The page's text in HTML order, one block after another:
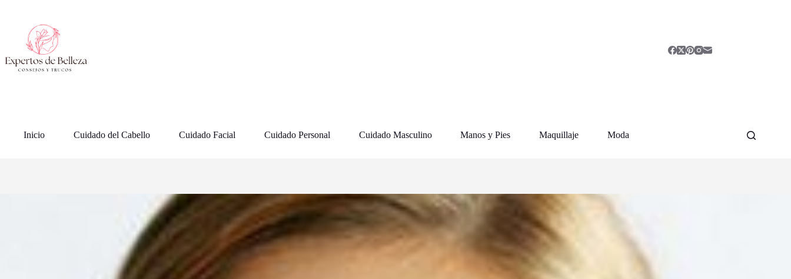
contenido
Inicio Cuidado del Cabello Cuidado Facial Cuidado Personal Cuidado Masculino Manos y Pies Maquillaje Moda